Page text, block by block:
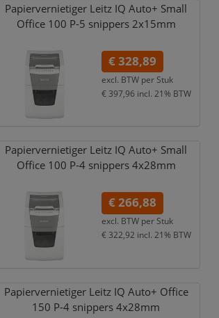
Papiervernietiger Leitz IQ Auto+ Small
Office 100 P-5 snippers 2x15mm
€ 328,89
excl. BTW per Stuk
€ 397,96 incl. 21% BTW
Papiervernietiger Leitz IQ Auto+ Small
Office 100 P-4 snippers 4x28mm
€ 266,88
excl. BTW per Stuk
€ 322,92 incl. 21% BTW
Papiervernietiger Leitz IQ Auto+ Office
150 P-4 snippers 4x28mm